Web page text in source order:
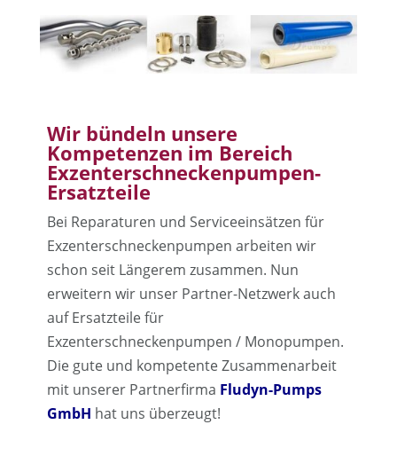
Wir bündeln unsere
Kompetenzen im Bereich
Exzenterschneckenpumpen-
Ersatzteile
Bei Reparaturen und Serviceeinsätzen für
Exzenterschneckenpumpen arbeiten wir
schon seit Längerem zusammen. Nun
erweitern wir unser Partner-Netzwerk auch
auf Ersatzteile für
Exzenterschneckenpumpen / Monopumpen.
Die gute und kompetente Zusammenarbeit
mit unserer Partnerfirma Fludyn-Pumps
GmbH hat uns überzeugt!